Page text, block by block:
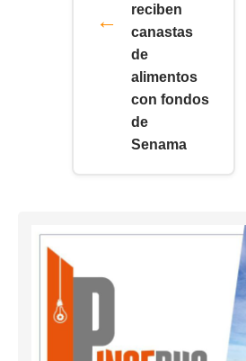
reciben
canastas
de
alimentos
con fondos
de
Senama